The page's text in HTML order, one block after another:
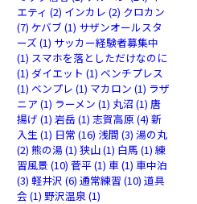
エティ (2) インカレ (2) クロカン
(7) ケバブ(1) サザンオールスタ
ーズ (1) サッカー経験者募集中
(1) スマホを落としただけなのに
(1) ダイエット (1) ベンチプレス
(1) ベンプレ (1) マカロン (1) ラザ
ニア (1) ラーメン (1) 丸沼 (1) 唐
揚げ (1) 岩岳 (1) 志賀高原(4) 新
入生(1) 日常 (16) 浅間 (3) 湯の丸
(2) 熊の湯(1) 狭山(1) 白馬 (1) 練
習風景(10) 菅平(1) 車(1) 車中泊
(3) 軽井沢 (6) 通常練習 (10) 道具
会 (1) 野沢温泉(1)